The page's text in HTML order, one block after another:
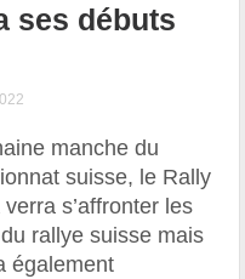
ses débuts
manche du
suisse, le Rally
verra s’affronter les
rallye suisse mais
également